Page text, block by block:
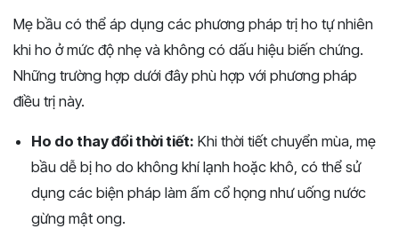
Mẹ bầu có thể áp dụng các phương pháp trị ho tự nhiên
khi ho ở mức độ nhẹ và không có dấu hiệu biến chứng.
Những trường hợp dưới đây phù hợp với phương pháp
điều trị này.
Ho do thay đổi thời tiết: Khi thời tiết chuyển mùa, mẹ
bầu dễ bị ho do không khí lạnh hoặc khô, có thể sử
dụng các biện pháp làm ấm cổ họng như uống nước
gừng mật ong.